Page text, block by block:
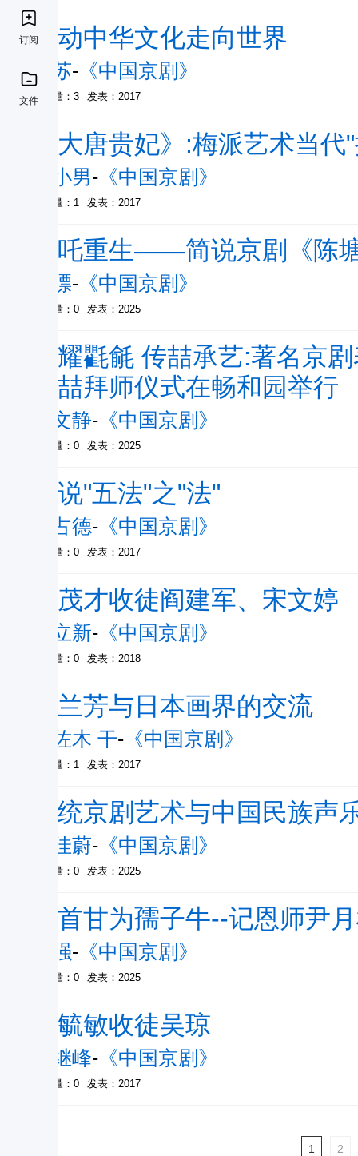
订阅
文件
推动中华文化走向世界
张苏- 《中国京剧》
被引量：3 发表：2017
《大唐贵妃》:梅派艺术当
郭小男- 《中国京剧》
被引量：1 发表：2017
哪吒重生——简说京剧《陈
钮骠- 《中国京剧》
被引量：0 发表：2025
光耀氍毹 传喆承艺:著名京
杜喆拜师仪式在畅和园举行
陈文静- 《中国京剧》
被引量：0 发表：2025
续说"五法"之"法"
于占德- 《中国京剧》
被引量：0 发表：2017
倪茂才收徒阎建军、宋文婷
张立新- 《中国京剧》
被引量：0 发表：2018
梅兰芳与日本画界的交流
佐佐木 干- 《中国京剧》
被引量：1 发表：2017
传统京剧艺术与中国民族声
李佳蔚- 《中国京剧》
被引量：0 发表：2025
俯首甘为孺子牛--记恩师尹
朱强- 《中国京剧》
被引量：0 发表：2025
孙毓敏收徒吴琼
刘继峰- 《中国京剧》
被引量：0 发表：2017
1 2